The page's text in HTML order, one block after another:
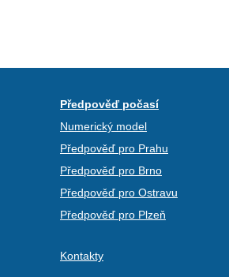
Předpověď počasí
Numerický model
Předpověď pro Prahu
Předpověď pro Brno
Předpověď pro Ostravu
Předpověď pro Plzeň
Kontakty